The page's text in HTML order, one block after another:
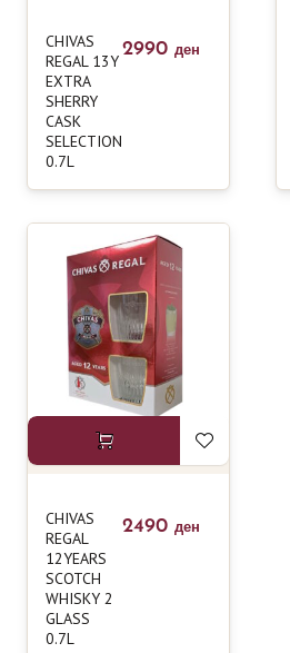
CHIVAS
REGAL 13Y
EXTRA
SHERRY
CASK
SELECTION
0.7L
2990 ден
CHIVAS
REGAL
12YEARS
SCOTCH
WHISKY 2
GLASS
0.7L
2490 ден